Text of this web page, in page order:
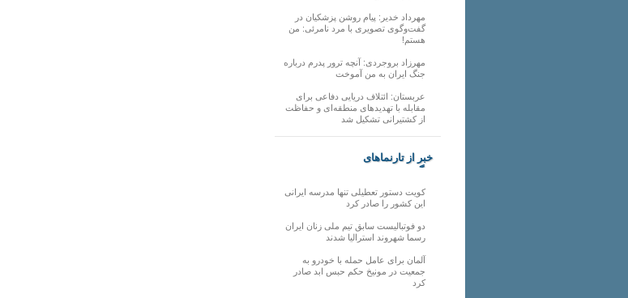
مهرداد خدیر: پیام روشن پزشکیان در
گفت‌و‌گوی تصویری با مرد نامرئی: من
هستم!
مهرزاد بروجردی: آنچه ترور پدرم درباره
جنگ ایران به من آموخت
عربستان: ائتلاف دریایی دفاعی برای
مقابله با تهدیدهای منطقه‌ای و حفاظت
از کشتیرانی تشکیل شد
خبر از تارنماهای
دیگر
کویت دستور تعطیلی تنها مدرسه ایرانی
این کشور را صادر کرد
دو فوتبالیست سابق تیم ملی زنان ایران
رسما شهروند استرالیا شدند
آلمان برای عامل حمله با خودرو به
جمعیت در مونیخ حکم حبس ابد صادر
کرد